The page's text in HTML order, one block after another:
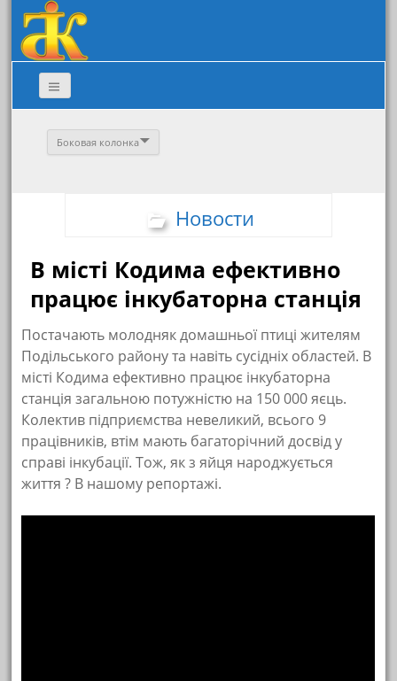
Боковая колонка
Новости
В місті Кодима ефективно
працює інкубаторна станція
Постачають молодняк домашньої птиці жителям
Подільського району та навіть сусідніх областей. В
місті Кодима ефективно працює інкубаторна
станція загальною потужністю на 150 000 яєць.
Колектив підприємства невеликий, всього 9
працівників, втім мають багаторічний досвід у
справі інкубації. Тож, як з яйця народжується
життя ? В нашому репортажі.